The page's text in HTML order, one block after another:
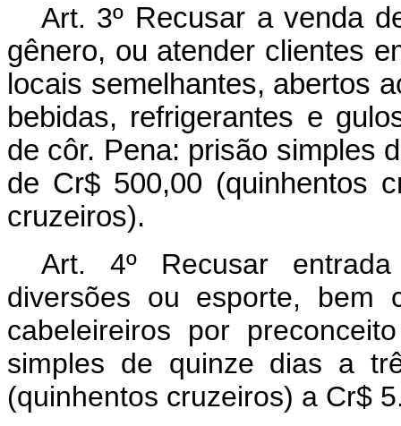
Art. 3º Recusar a venda
gênero, ou atender clientes
locais semelhantes, abertos
bebidas, refrigerantes e
de côr. Pena: prisão simples
de Cr$ 500,00 (quinhentos
cruzeiros).
Art. 4º Recusar
diversões ou esporte, bem
cabeleireiros por
simples de quinze dias a
(quinhentos cruzeiros) a Cr$